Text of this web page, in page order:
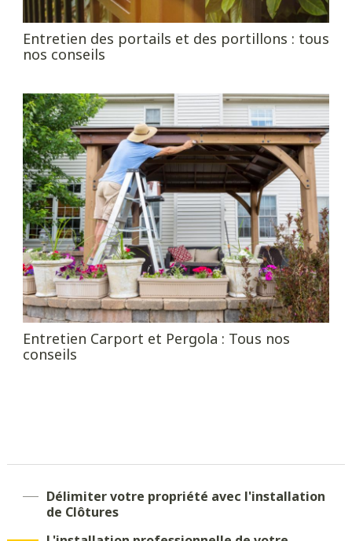
Entretien des portails et des portillons : tous
nos conseils
Entretien Carport et Pergola : Tous nos
conseils
Délimiter votre propriété avec l'installation
de Clôtures